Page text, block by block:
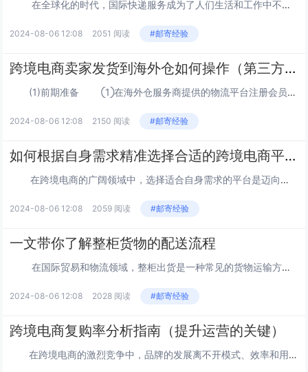
在全球化的时代，国际快递服务成为了人们生活和工作中不可或缺的一部分。无论是跨境电商卖家寄送商品，还是个人向海外亲友寄送礼物，选择一家既快速又优质的国际快递公司至关重要。 当我们探...
2024-08-06 12:08 2051 阅读 #邮寄经验
跨境电商卖家发货到海外仓如何操作（第三方海外仓操作流程详解）
(1)前期准备 ①在海外仓服务商提供的物流平台注册会员，开通后台账号，成为会员。 ②在后台系统建立自己的产品信息单。 ③备货。 ④等候海外仓确认订单后的出货安排通知。 (2)使用流程 中国卖家通过...
2024-08-06 12:08 2150 阅读 #邮寄经验
如何根据自身需求精准选择合适的跨境电商平台
在跨境电商的广阔领域中，选择适合自身需求的平台是迈向成功的关键一步。不同的跨境电商平台具有各自的特点和优势，只有与自身情况相匹配，才能充分发挥平台的潜力，实现业务的增长和发展。 首先，明确您的产品类别和特...
2024-08-06 12:08 2059 阅读 #邮寄经验
一文带你了解整柜货物的配送流程
在国际贸易和物流领域，整柜出货是一种常见的货物运输方式。对于初次接触或者不熟悉这一流程的人来说，了解整柜出货的流程至关重要。今天，我们就来详细解读一下整柜出货的配送流程。 首先是...
2024-08-06 12:08 2028 阅读 #邮寄经验
跨境电商复购率分析指南（提升运营的关键）
在跨境电商的激烈竞争中，品牌的发展离不开模式、效率和用户复购率。复购率不仅反映了用户对产品和服务的满意度，还对企业的长期发展和盈利能力起着至关重要的作用。 对于跨境电商运营人员来说...